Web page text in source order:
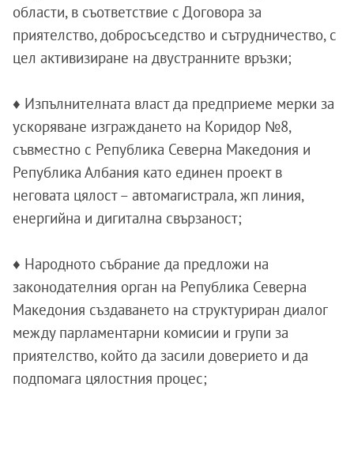
области, в съответствие с Договора за
приятелство, добросъседство и сътрудничество, с
цел активизиране на двустранните връзки;
♦ Изпълнителната власт да предприеме мерки за
ускоряване изграждането на Коридор №8,
съвместно с Република Северна Македония и
Република Албания като единен проект в
неговата цялост – автомагистрала, жп линия,
енергийна и дигитална свързаност;
♦ Народното събрание да предложи на
законодателния орган на Република Северна
Македония създаването на структуриран диалог
между парламентарни комисии и групи за
приятелство, който да засили доверието и да
подпомага цялостния процес;